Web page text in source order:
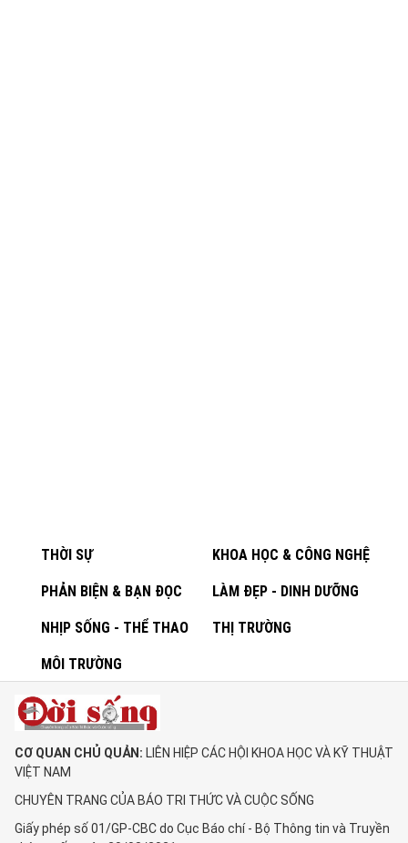
THỜI SỰ KHOA HỌC & CÔNG NGHỆ
PHẢN BIỆN & BẠN ĐỌC LÀM ĐẸP - DINH DƯỠNG
NHỊP SỐNG - THỂ THAO THỊ TRƯỜNG
MÔI TRƯỜNG
CƠ QUAN CHỦ QUẢN: LIÊN HIỆP CÁC HỘI KHOA HỌC VÀ KỸ THUẬT
VIỆT NAM
CHUYÊN TRANG CỦA BÁO TRI THỨC VÀ CUỘC SỐNG
Giấy phép số 01/GP-CBC do Cục Báo chí - Bộ Thông tin và Truyền